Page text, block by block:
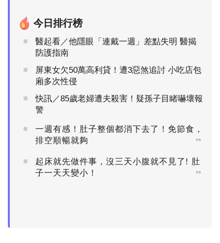
今日排行榜
醫起看／他隱眼「連戴一週」差點失明 醫揭
防護指南
屏東女欠50萬高利貸！遭3惡煞追討 小吃店包
廂多次性侵
快訊／85歲老婦遭夫殺害！疑孫子目睹嚇壞報
警
一週有感！肚子整個都消下去了！免節食，
排空順暢就夠
PR
起床就先做件事，沒三天小腹就不見了! 肚
子一天天變小！
PR